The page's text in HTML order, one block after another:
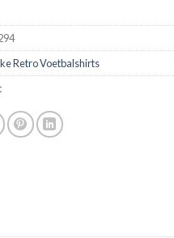
Retro Voetbalshirts